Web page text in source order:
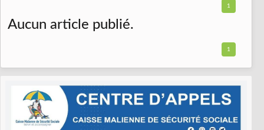
1
Aucun article publié.
1